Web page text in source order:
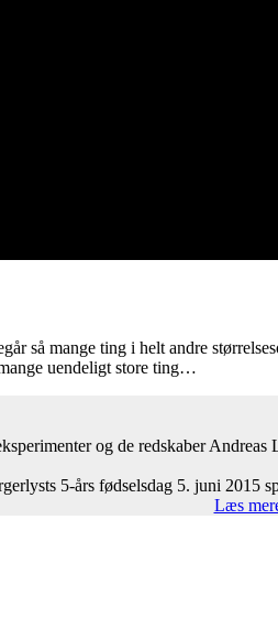
så mange ting i helt andre
uendeligt store ting…
og de redskaber
5-års fødselsdag 5. juni 2015
Læs